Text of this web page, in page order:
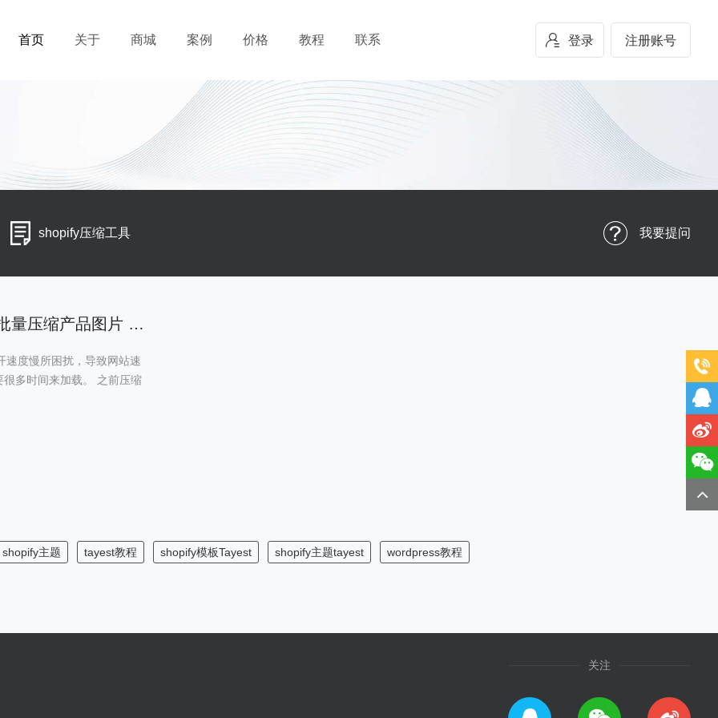
首页 关于 商城 案例 价格 教程 联系 登录 注册账号
shopify压缩工具 我要提问
shopify在线图片压缩工具 快速批量压缩产品图片 提升网站速度
速度慢所困扰，导致网站速
多时间来加载。 之前压缩
shopify主题 tayest教程 shopify模板Tayest shopify主题tayest wordpress教程
关注